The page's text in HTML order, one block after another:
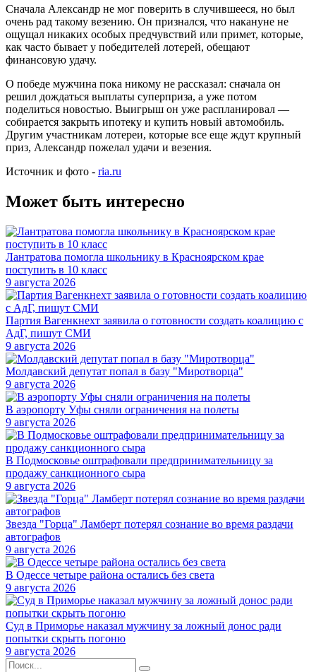
Сначала Александр не мог поверить в случившееся, но был
очень рад такому везению. Он признался, что накануне не
ощущал никаких особых предчувствий или примет, которые,
как часто бывает у победителей лотерей, обещают
финансовую удачу.
О победе мужчина пока никому не рассказал: сначала он
решил дождаться выплаты суперприза, а уже потом
поделиться новостью. Выигрыш он уже распланировал —
собирается закрыть ипотеку и купить новый автомобиль.
Другим участникам лотереи, которые все еще ждут крупный
приз, Александр пожелал удачи и везения.
Источник и фото - ria.ru
Может быть интересно
Лантратова помогла школьнику в Красноярском крае
поступить в 10 класс
9 августа 2026
Партия Вагенкнехт заявила о готовности создать коалицию с
АдГ, пишут СМИ
9 августа 2026
Молдавский депутат попал в базу "Миротворца"
9 августа 2026
В аэропорту Уфы сняли ограничения на полеты
9 августа 2026
В Подмосковье оштрафовали предпринимательницу за
продажу санкционного сыра
9 августа 2026
Звезда "Горца" Ламберт потерял сознание во время раздачи
автографов
9 августа 2026
В Одессе четыре района остались без света
9 августа 2026
Суд в Приморье наказал мужчину за ложный донос ради
попытки скрыть погоню
9 августа 2026